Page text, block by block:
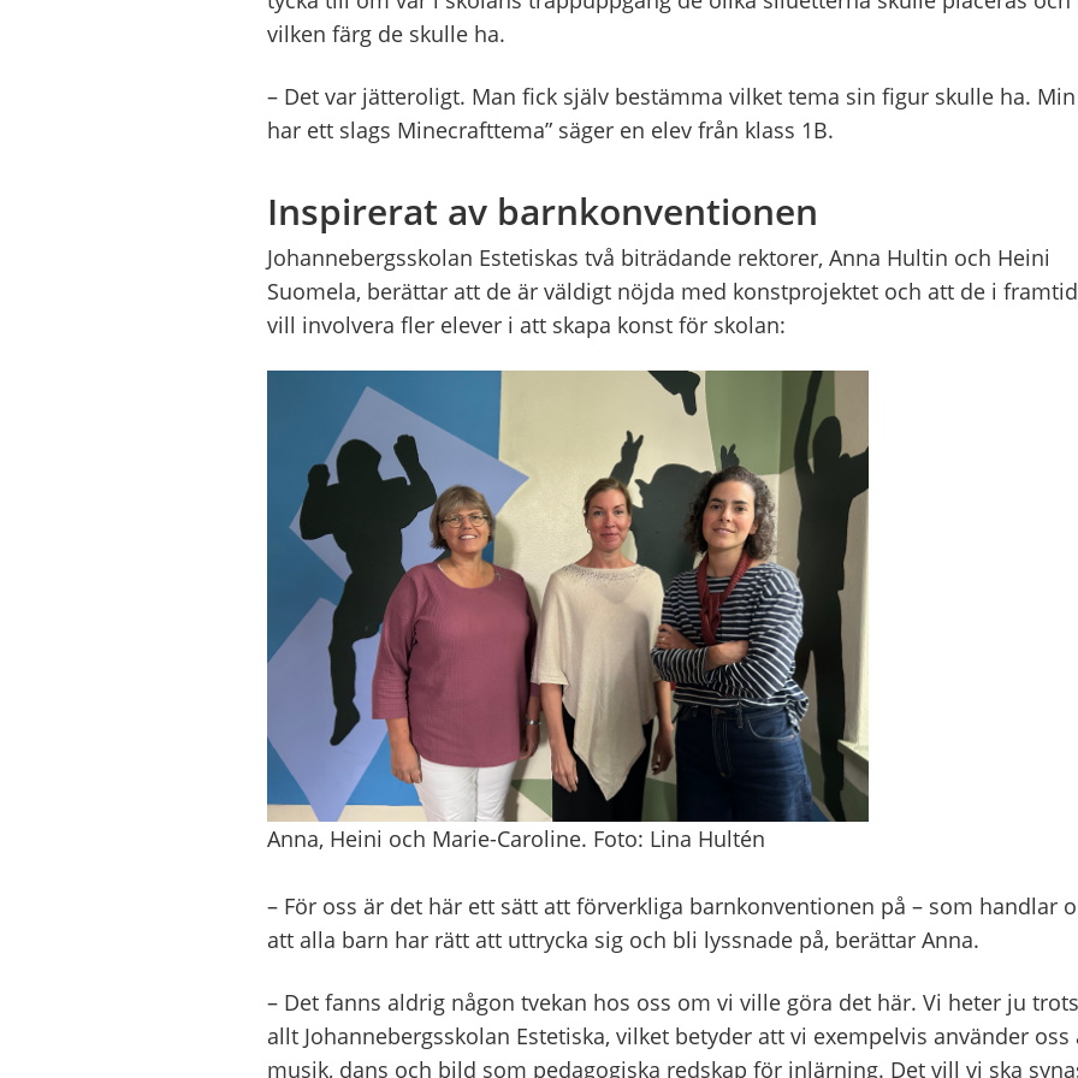
vilken färg de skulle ha.
– Det var jätteroligt. Man fick själv bestämma vilket tema sin figur skulle ha. Min
har ett slags Minecrafttema” säger en elev från klass 1B.
Inspirerat av barnkonventionen
Johannebergsskolan Estetiskas två biträdande rektorer, Anna Hultin och Heini
Suomela, berättar att de är väldigt nöjda med konstprojektet och att de i
vill involvera fler elever i att skapa konst för skolan:
Anna, Heini och Marie-Caroline. Foto: Lina Hultén
– För oss är det här ett sätt att förverkliga barnkonventionen på – som handlar
att alla barn har rätt att uttrycka sig och bli lyssnade på, berättar Anna.
– Det fanns aldrig någon tvekan hos oss om vi ville göra det här. Vi heter ju trots
allt Johannebergsskolan Estetiska, vilket betyder att vi exempelvis använder oss
musik, dans och bild som pedagogiska redskap för inlärning. Det vill vi ska